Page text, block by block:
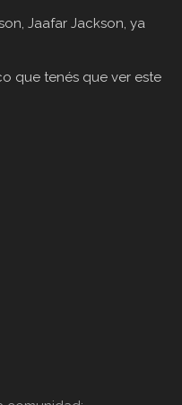
Jaafar Jackson, ya
que tenés que ver este